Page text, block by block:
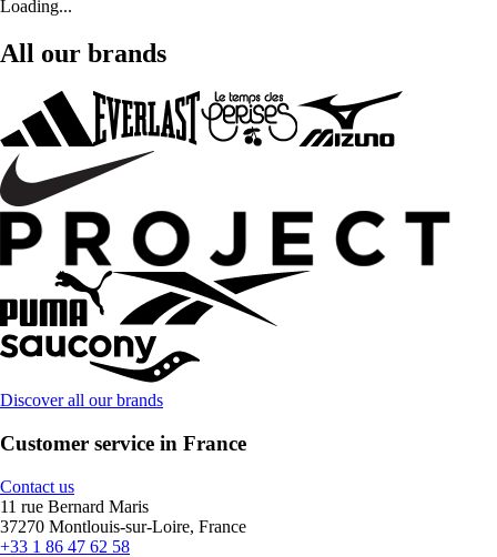
Loading...
All our brands
Discover all our brands
Customer service in France
Contact us
11 rue Bernard Maris
37270 Montlouis-sur-Loire, France
+33 1 86 47 62 58